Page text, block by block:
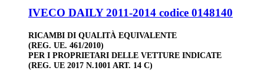
IVECO DAILY 2011-2014 codice 0148140
RICAMBI DI QUALITÀ EQUIVALENTE
(REG. UE. 461/2010)
PER I PROPRIETARI DELLE VETTURE INDICATE
(REG. UE 2017 N.1001 ART. 14 C)